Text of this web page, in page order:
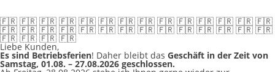
🇫🇷 🇫🇷 🇫🇷 🇫🇷 🇫🇷 🇫🇷 🇫🇷 🇫🇷 🇫🇷 🇫🇷 🇫🇷 🇫🇷 🇫🇷 🇫🇷
🇫🇷 🇫🇷 🇫🇷 🇫🇷 🇫🇷 🇫🇷 🇫🇷 🇫🇷 🇫🇷 🇫🇷 🇫🇷 🇫🇷 🇫🇷 🇫🇷
🇫🇷 🇫🇷 🇫🇷 🇫🇷
Liebe Kunden,
Es sind Betriebsferien! Daher bleibt das Geschäft in der Zeit von
Samstag, 01.08. – 27.08.2026 geschlossen.